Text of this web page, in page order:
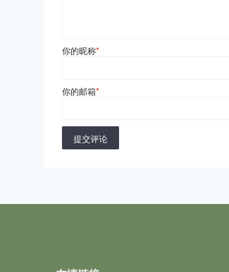
你的昵称*
你的邮箱*
提交评论